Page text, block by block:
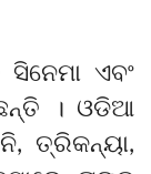
ଏବଂ
। ଓଡିଆ
ତ୍ରିକନ୍ୟା,